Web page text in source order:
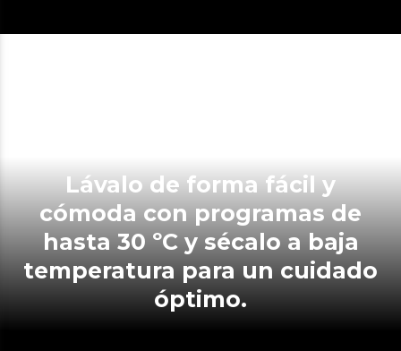
Lávalo de forma fácil y
cómoda con programas de
hasta 30 ºC y sécalo a baja
temperatura para un cuidado
óptimo.